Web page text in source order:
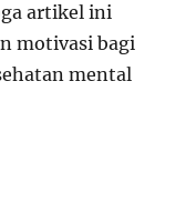
artikel ini
motivasi bagi
mental